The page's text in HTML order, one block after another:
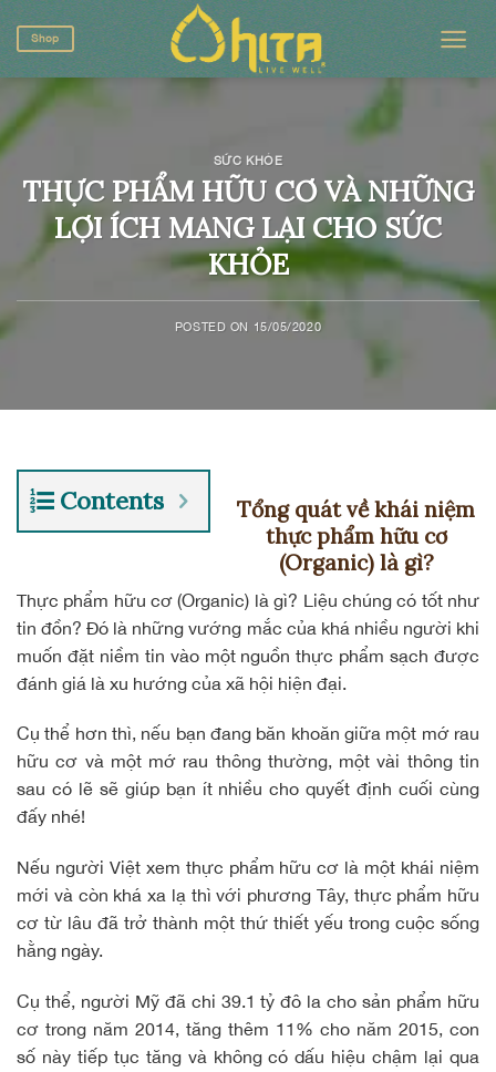
Skip
to
content
Shop
SỨC KHỎE
THỰC PHẨM HỮU CƠ VÀ NHỮNG
LỢI ÍCH MANG LẠI CHO SỨC
KHỎE
POSTED ON 15/05/2020
Contents
Tổng quát về khái niệm
thực phẩm hữu cơ
(Organic) là gì?
Thực phẩm hữu cơ (Organic) là gì? Liệu chúng có tốt như
tin đồn? Đó là những vướng mắc của khá nhiều người khi
muốn đặt niềm tin vào một nguồn thực phẩm sạch được
đánh giá là xu hướng của xã hội hiện đại.
Cụ thể hơn thì, nếu bạn đang băn khoăn giữa một mớ rau
hữu cơ và một mớ rau thông thường, một vài thông tin
sau có lẽ sẽ giúp bạn ít nhiều cho quyết định cuối cùng
đấy nhé!
Nếu người Việt xem thực phẩm hữu cơ là một khái niệm
mới và còn khá xa lạ thì với phương Tây, thực phẩm hữu
cơ từ lâu đã trở thành một thứ thiết yếu trong cuộc sống
hằng ngày.
Cụ thể, người Mỹ đã chi 39.1 tỷ đô la chosản phẩm hữu
cơ trong năm 2014, tăng thêm 11% cho năm 2015, con
số này tiếp tục tăng và không có dấu hiệu chậm lại qua